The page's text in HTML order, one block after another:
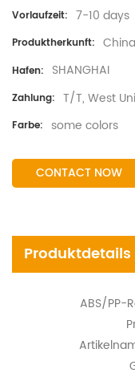
Vorlaufzeit: 7-10 days
Produktherkunft: China
Hafen: SHANGHAI
Zahlung: T/T, West
Farbe: some colors
CONTACT NOW
Produktdetails
ABS/PP-